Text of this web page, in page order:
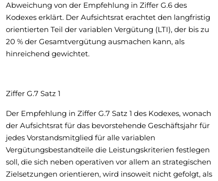
Abweichung von der Empfehlung in Ziffer G.6 des
Kodexes erklärt. Der Aufsichtsrat erachtet den langfristig
orientierten Teil der variablen Vergütung (LTI), der bis zu
20 % der Gesamtvergütung ausmachen kann, als
hinreichend gewichtet.
Ziffer G.7 Satz 1
Der Empfehlung in Ziffer G.7 Satz 1 des Kodexes, wonach
der Aufsichtsrat für das bevorstehende Geschäftsjahr für
jedes Vorstandsmitglied für alle variablen
Vergütungsbestandteile die Leistungskriterien festlegen
soll, die sich neben operativen vor allem an strategischen
Zielsetzungen orientieren, wird insoweit nicht gefolgt, als